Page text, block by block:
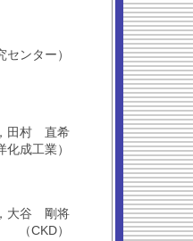
ンター）
田村 直希
化成工業）
大谷 剛将
（CKD）